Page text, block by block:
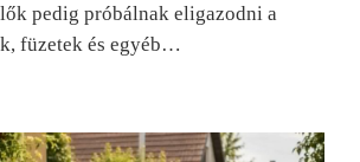
pedig próbálnak eligazodni a
füzetek és egyéb…